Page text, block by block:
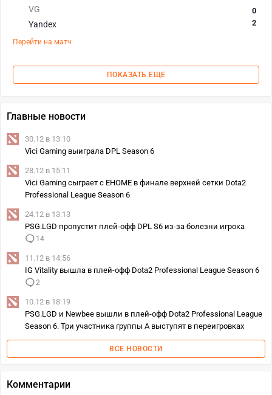
VG
Yandex
0
2
Перейти на матч
ПОКАЗАТЬ ЕЩЕ
Главные новости
30.12 в 13:10
Vici Gaming выиграла DPL Season 6
28.12 в 15:11
Vici Gaming сыграет с EHOME в финале верхней сетки Dota2
Professional League Season 6
24.12 в 13:13
PSG.LGD пропустит плей-офф DPL S6 из-за болезни игрока
14
11.12 в 14:56
IG Vitality вышла в плей-офф Dota2 Professional League Season 6
2
10.12 в 18:19
PSG.LGD и Newbee вышли в плей-офф Dota2 Professional League
Season 6. Три участника группы A выступят в переигровках
ВСЕ НОВОСТИ
Комментарии